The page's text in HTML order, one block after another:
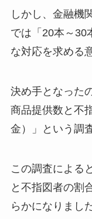
しかし、金融機
では「20本～30
な対応を求める
決め手となった
商品提供数と不
金）」という調
この調査による
と不指図者の割
らかになりました